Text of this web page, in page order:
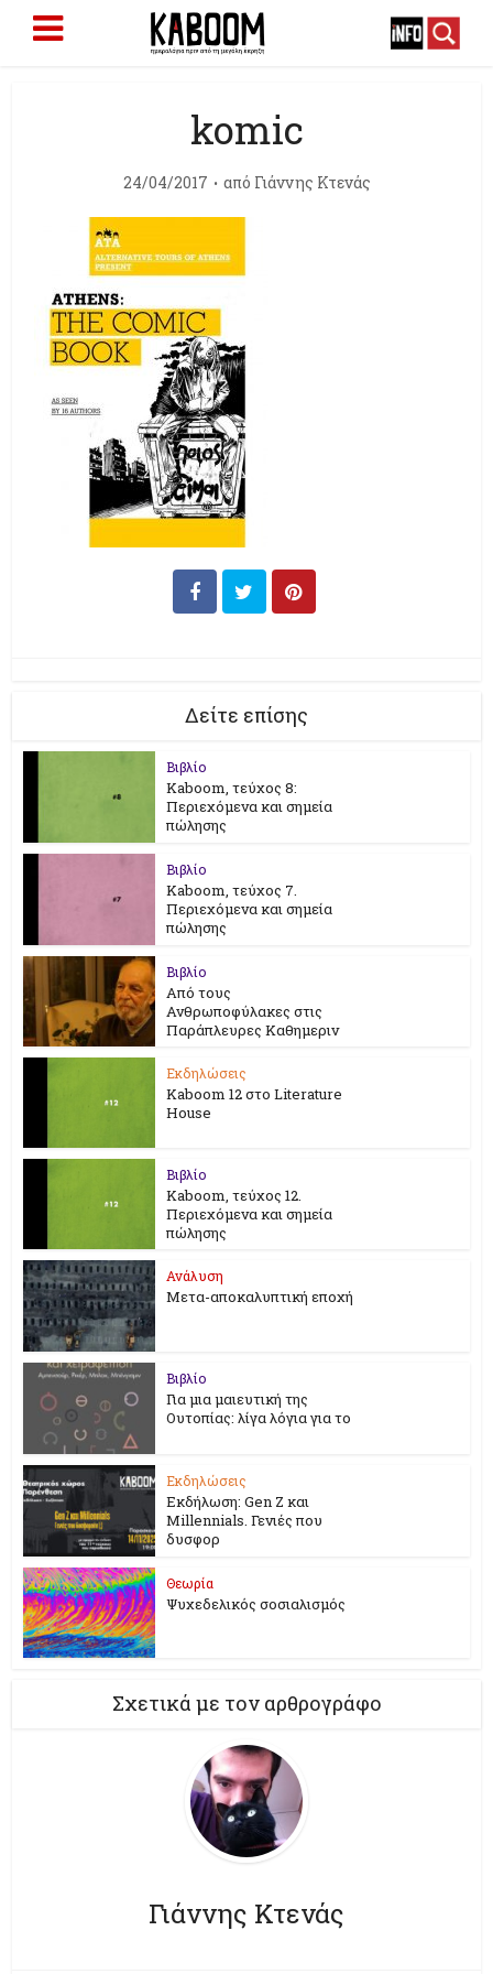
komic
24/04/2017 από Γιάννης Κτενάς
Δείτε επίσης
Βιβλίο
Kaboom, τεύχος 8:
Περιεχόμενα και σημεία
πώλησης
Βιβλίο
Kaboom, τεύχος 7.
Περιεχόμενα και σημεία
πώλησης
Βιβλίο
Από τους
Ανθρωποφύλακες στις
Παράπλευρες Καθημεριν
Εκδηλώσεις
Kaboom 12 στο Literature
House
Βιβλίο
Kaboom, τεύχος 12.
Περιεχόμενα και σημεία
πώλησης
Ανάλυση
Μετα-αποκαλυπτική εποχή
Βιβλίο
Για μια μαιευτική της
Ουτοπίας: λίγα λόγια για το
Εκδηλώσεις
Εκδήλωση: Gen Z και
Millennials. Γενιές που
δυσφορ
Θεωρία
Ψυχεδελικός σοσιαλισμός
Σχετικά με τον αρθρογράφο
Γιάννης Κτενάς